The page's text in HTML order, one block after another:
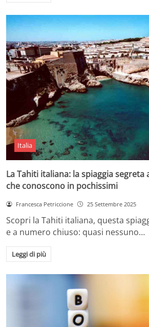
Italia
La Tahiti italiana: la spiaggia
che conoscono in pochissimi
Francesca Petriccione 25 Settembre 2025
Scopri la Tahiti italiana, questa
e a numero chiuso: quasi nessuno…
Leggi di più